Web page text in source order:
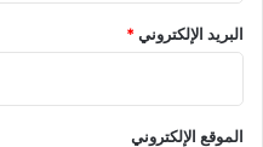
البريد الإلكتروني*
الموقع الإلكتروني